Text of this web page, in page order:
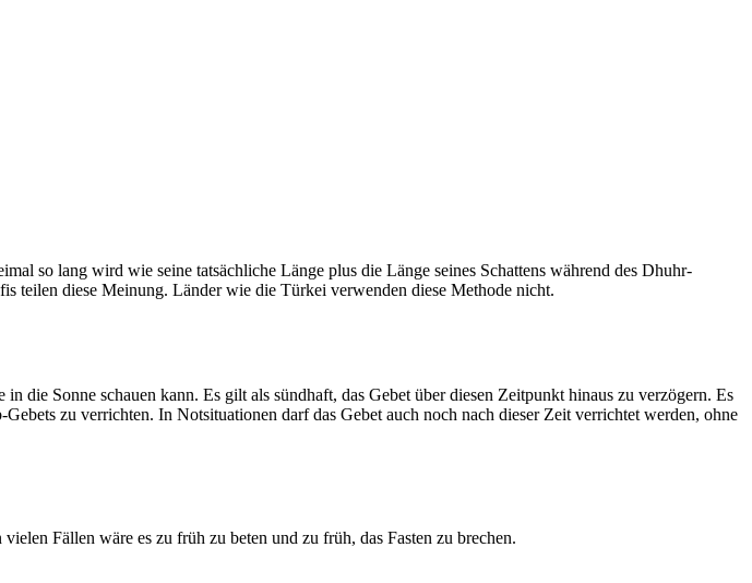
so lang wird wie seine tatsächliche Länge plus die Länge seines Schattens während des Dhuhr-
teilen diese Meinung. Länder wie die Türkei verwenden diese Methode nicht.
die Sonne schauen kann. Es gilt als sündhaft, das Gebet über diesen Zeitpunkt hinaus zu verzögern. Es
zu verrichten. In Notsituationen darf das Gebet auch noch nach dieser Zeit verrichtet werden, ohne
Fällen wäre es zu früh zu beten und zu früh, das Fasten zu brechen.